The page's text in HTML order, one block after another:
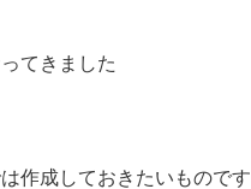
てきました
作成しておきたいものです